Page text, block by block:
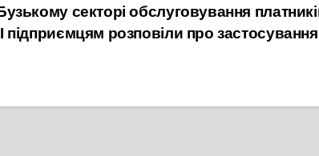
секторі обслуговування
підприємцям розповіли про